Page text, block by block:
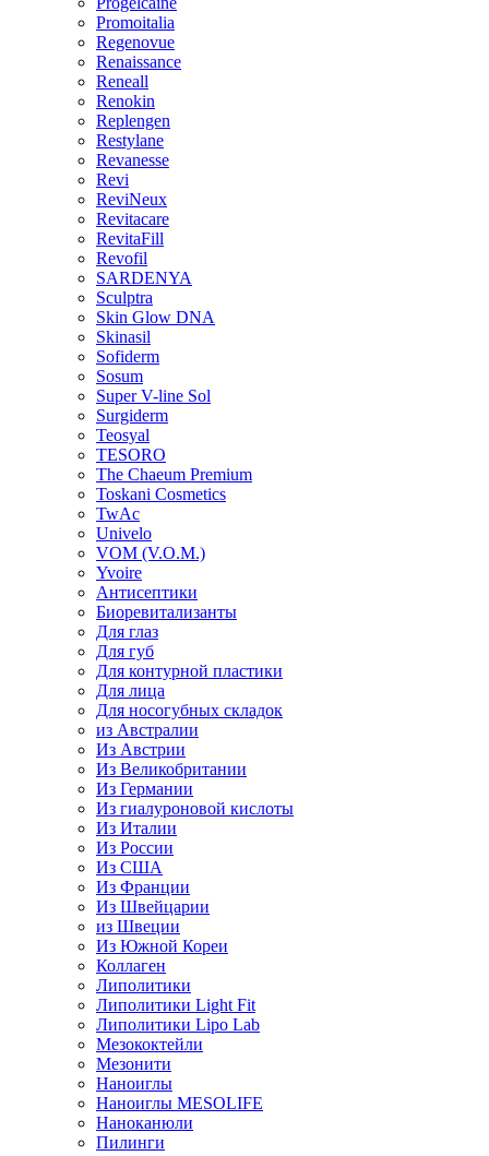
Promoitalia
Regenovue
Renaissance
Reneall
Renokin
Replengen
Restylane
Revanesse
Revi
ReviNeux
Revitacare
RevitaFill
Revofil
SARDENYA
Sculptra
Skin Glow DNA
Skinasil
Sofiderm
Sosum
Super V-line Sol
Surgiderm
Teosyal
TESORO
The Chaeum Premium
Toskani Cosmetics
TwAc
Univelo
VOM (V.O.M.)
Yvoire
Антисептики
Биоревитализанты
Для глаз
Для губ
Для контурной пластики
Для лица
Для носогубных складок
из Австралии
Из Австрии
Из Великобритании
Из Германии
Из гиалуроновой кислоты
Из Италии
Из России
Из США
Из Франции
Из Швейцарии
из Швеции
Из Южной Кореи
Коллаген
Липолитики
Липолитики Light Fit
Липолитики Lipo Lab
Мезококтейли
Мезонити
Наноиглы
Наноиглы MESOLIFE
Наноканюли
Пилинги